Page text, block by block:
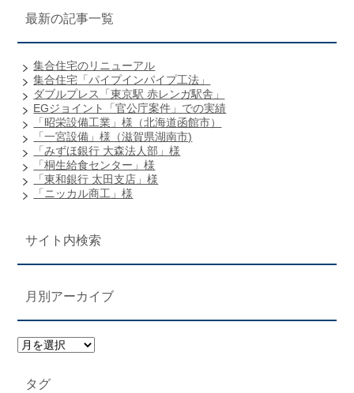
最新の記事一覧
集合住宅のリニューアル
集合住宅「パイプインパイプ工法」
ダブルプレス「東京駅 赤レンガ駅舎」
EGジョイント「官公庁案件」での実績
「昭栄設備工業」様（北海道函館市）
「一宮設備」様（滋賀県湖南市)
「みずほ銀行 大森法人部」様
「桐生給食センター」様
「東和銀行 太田支店」様
「ニッカル商工」様
サイト内検索
月別アーカイブ
タグ